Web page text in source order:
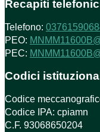
Recapiti
Telefono:
PEO:
PEC:
Codici
Codice
Codice IPA: cpiamn
C.F. 93068650204